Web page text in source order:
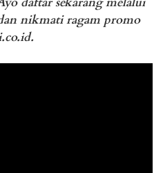
nikmati ragam promo